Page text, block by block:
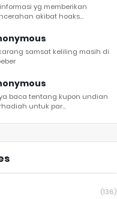
informasi yg memberikan
akibat hoaks...
samsat keliling masih di
baca tentang kupon undian
untuk par...
(136)